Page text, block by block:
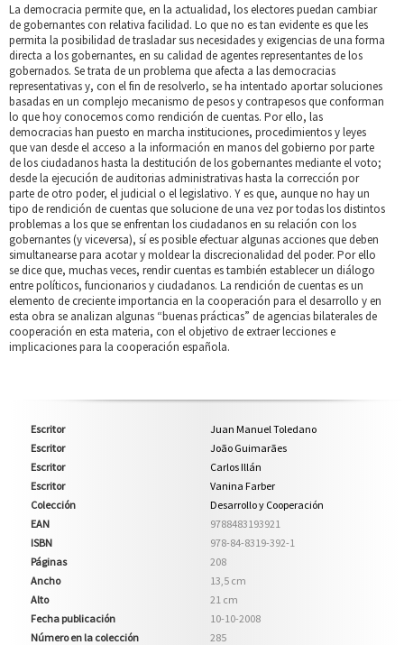
La democracia permite que, en la actualidad, los electores puedan cambiar
de gobernantes con relativa facilidad. Lo que no es tan evidente es que les
permita la posibilidad de trasladar sus necesidades y exigencias de una forma
directa a los gobernantes, en su calidad de agentes representantes de los
gobernados. Se trata de un problema que afecta a las democracias
representativas y, con el fin de resolverlo, se ha intentado aportar soluciones
basadas en un complejo mecanismo de pesos y contrapesos que conforman
lo que hoy conocemos como rendición de cuentas. Por ello, las
democracias han puesto en marcha instituciones, procedimientos y leyes
que van desde el acceso a la información en manos del gobierno por parte
de los ciudadanos hasta la destitución de los gobernantes mediante el voto;
desde la ejecución de auditorias administrativas hasta la corrección por
parte de otro poder, el judicial o el legislativo. Y es que, aunque no hay un
tipo de rendición de cuentas que solucione de una vez por todas los distintos
problemas a los que se enfrentan los ciudadanos en su relación con los
gobernantes (y viceversa), sí es posible efectuar algunas acciones que deben
simultanearse para acotar y moldear la discrecionalidad del poder. Por ello
se dice que, muchas veces, rendir cuentas es también establecer un diálogo
entre políticos, funcionarios y ciudadanos. La rendición de cuentas es un
elemento de creciente importancia en la cooperación para el desarrollo y en
esta obra se analizan algunas “buenas prácticas” de agencias bilaterales de
cooperación en esta materia, con el objetivo de extraer lecciones e
implicaciones para la cooperación española.
Escritor
Juan Manuel Toledano
Escritor
João Guimarães
Escritor
Carlos Illán
Escritor
Vanina Farber
Colección
Desarrollo y Cooperación
EAN
9788483193921
ISBN
978-84-8319-392-1
Páginas
208
Ancho
13,5 cm
Alto
21 cm
Fecha publicación
10-10-2008
Número en la colección
285